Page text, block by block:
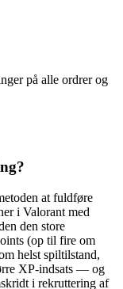
på alle ordrer og
at fuldføre
i Valorant med
den store
(op til fire om
helst spiltilstand,
XP-indsats — og
i rekruttering af